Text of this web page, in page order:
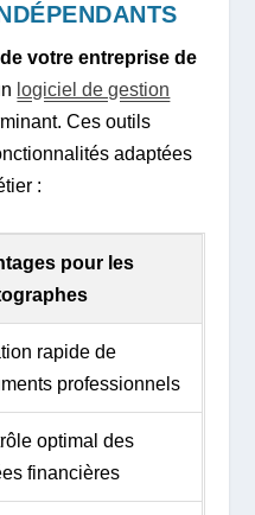
votre entreprise de
logiciel de gestion
Ces outils
adaptées
:
pour les
rapide de
professionnels
optimal des
financières